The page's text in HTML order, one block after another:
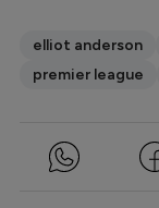
elliot anderson
premier league